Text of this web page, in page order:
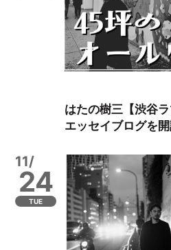
はたの樹三【渋谷ラ
エッセイブログを開
11/
24
TUE